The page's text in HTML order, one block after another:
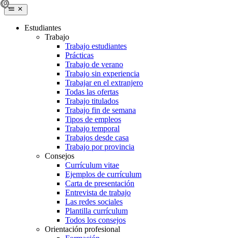
Estudiantes
Trabajo
Trabajo estudiantes
Prácticas
Trabajo de verano
Trabajo sin experiencia
Trabajar en el extranjero
Todas las ofertas
Trabajo titulados
Trabajo fin de semana
Tipos de empleos
Trabajo temporal
Trabajos desde casa
Trabajo por provincia
Consejos
Currículum vitae
Ejemplos de currículum
Carta de presentación
Entrevista de trabajo
Las redes sociales
Plantilla currículum
Todos los consejos
Orientación profesional